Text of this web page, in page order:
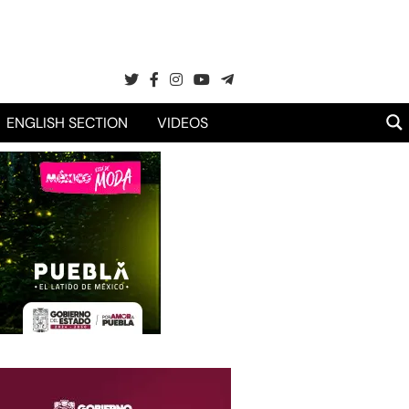
ENGLISH SECTION VIDEOS